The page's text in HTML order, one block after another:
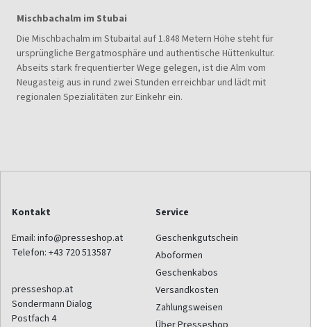
Mischbachalm im Stubai
Die Mischbachalm im Stubaital auf 1.848 Metern Höhe steht für
ursprüngliche Bergatmosphäre und authentische Hüttenkultur.
Abseits stark frequentierter Wege gelegen, ist die Alm vom
Neugasteig aus in rund zwei Stunden erreichbar und lädt mit
regionalen Spezialitäten zur Einkehr ein.
Kontakt
Email: info@presseshop.at
Telefon: +43 720 513587
presseshop.at
Sondermann Dialog
Postfach 4
Service
Geschenkgutschein
Aboformen
Geschenkabos
Versandkosten
Zahlungsweisen